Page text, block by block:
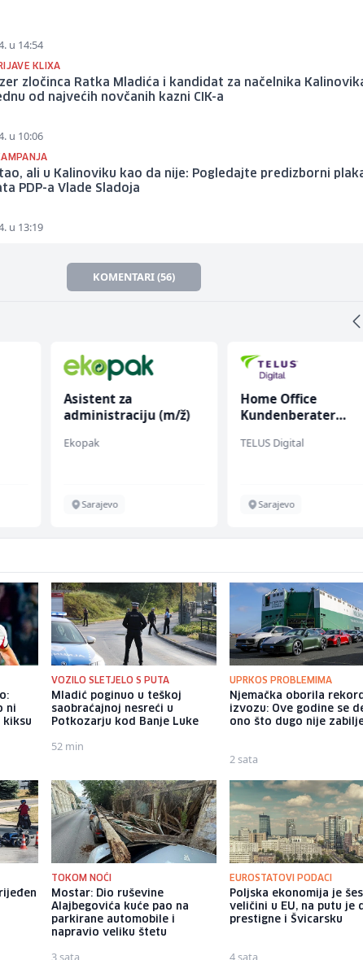
u 14:54
KLIXA
zločinca Ratka Mladića i kandidat za načelnika
od najvećih novčanih kazni CIK-a
u 10:06
ali u Kalinoviku kao da nije: Pogledajte predizborni
PDP-a Vlade Sladoja
u 13:19
KOMENTARI (56)
Asistent za
administraciju (m/ž)
Ekopak
Sarajevo
Home Office
Kundenberater
TELUS Digital
Sarajevo
ni
kiksu
VOZILO SLETJELO S PUTA
Mladić poginuo u teškoj
saobraćajnoj nesreći u
Potkozarju kod Banje Luke
52 min
UPRKOS PROBLEMIMA
Njemačka oborila
izvozu: Ove godine se
ono što dugo nije
2 sata
TOKOM NOĆI
Mostar: Dio ruševine
Alajbegovića kuće pao na
parkirane automobile i
napravio veliku štetu
3 sata
EUROSTATOVI PODACI
Poljska ekonomija je
veličini u EU, na putu je
prestigne i Švicarsku
4 sata